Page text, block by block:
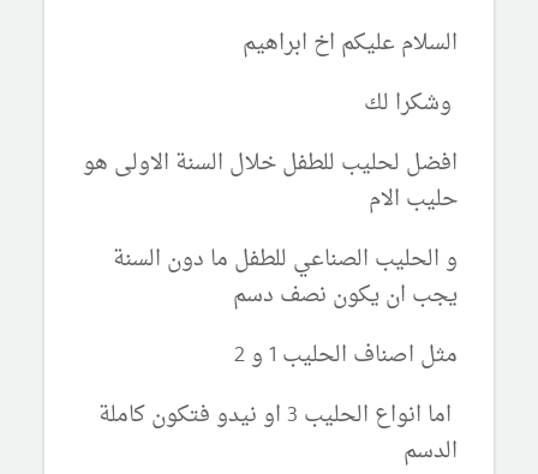
السلام عليكم اخ ابراهيم
وشكرا لك
افضل لحليب للطفل خلال السنة الاولى هو
حليب الام
و الحليب الصناعي للطفل ما دون السنة
يجب ان يكون نصف دسم
مثل اصناف الحليب 1 و 2
اما انواع الحليب 3 او نيدو فتكون كاملة
الدسم